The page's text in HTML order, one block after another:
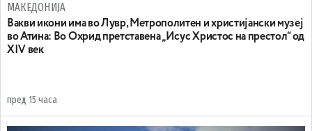
МАКЕДОНИЈА
Вакви икони има во Лувр, Метрополитен и христијански музеј
во Атина: Во Охрид претставена „Исус Христос на престол“ од
XIV век
пред 15 часа